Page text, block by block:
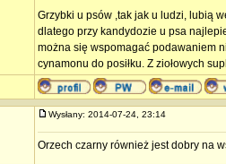
Grzybki u psów ,tak jak u ludzi, lubią
dlatego przy kandydozie u psa
można się wspomagać podawaniem
cynamonu do posiłku. Z ziołowych
Wysłany: 2014-07-24, 23:14
Orzech czarny również jest dobry na